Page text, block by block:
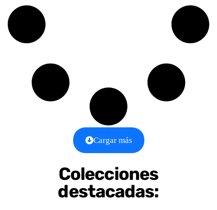
Cargar más
Colecciones
destacadas: